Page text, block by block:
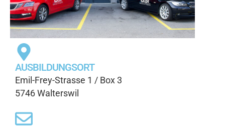
AUSBILDUNGSORT
Emil-Frey-Strasse 1 / Box 3
5746 Walterswil